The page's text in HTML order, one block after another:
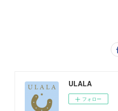
ULALA
フォロー